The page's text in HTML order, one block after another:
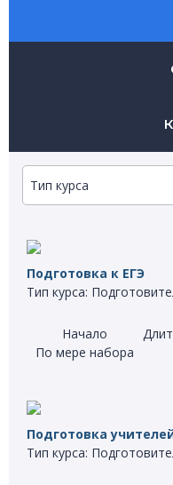
Тип курса
Подготовка к ЕГЭ
Тип курса:
Начало
По мере набора
Подготовка
Тип курса: